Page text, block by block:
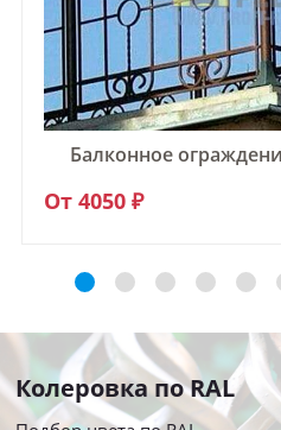
Балконное
От 4050 ₽
Колеровка по RAL